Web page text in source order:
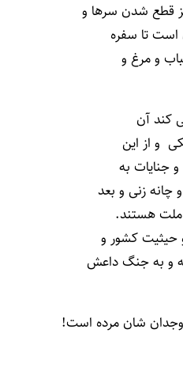
قطع شدن سرها و
است تا سفره
و مرغ و
کند آن
و از این
جنایات به
زنی و بعد
ملت هستند.
حیثیت کشور و
و به جنگ داعش
وجدان شان مرده است!